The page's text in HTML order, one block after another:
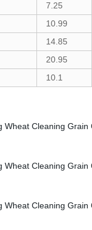
7.25
10.99
14.85
20.95
10.1